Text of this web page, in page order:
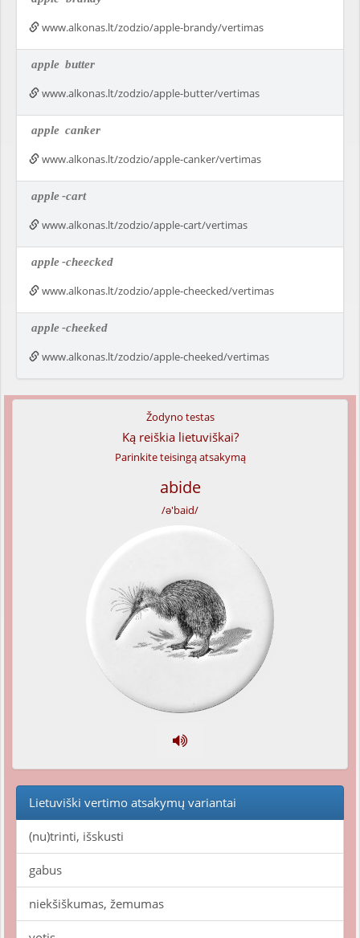
www.alkonas.lt/zodzio/apple-brandy/vertimas
apple butter
www.alkonas.lt/zodzio/apple-butter/vertimas
apple canker
www.alkonas.lt/zodzio/apple-canker/vertimas
apple-cart
www.alkonas.lt/zodzio/apple-cart/vertimas
apple-cheecked
www.alkonas.lt/zodzio/apple-cheecked/vertimas
apple-cheeked
www.alkonas.lt/zodzio/apple-cheeked/vertimas
Žodyno testas
Ką reiškia lietuviškai?
Parinkite teisingą atsakymą
abide
/ə'baid/
Lietuviški vertimo atsakymų variantai
(nu)trinti, išskusti
gabus
niekšiškumas, žemumas